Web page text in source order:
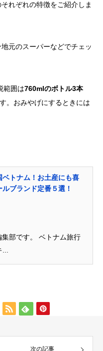
れぞれの特徴をご紹介しま
元のスーパーなどでチェッ
範囲は760mlのボトル3本
。おみやげにするときには
ベトナム！お土産にも喜
ブランド定番５選！
部です。 ベトナム旅行
次の記事